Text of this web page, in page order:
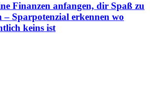
Finanzen anfangen, dir Spaß zu
– Sparpotenzial erkennen wo
keins ist